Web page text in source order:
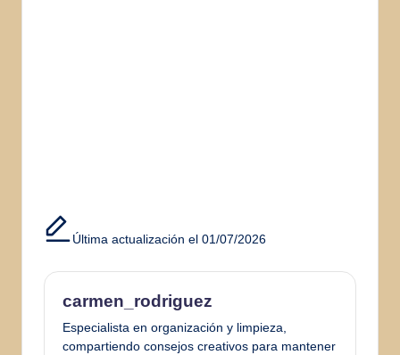
Última actualización el 01/07/2026
carmen_rodriguez
Especialista en organización y limpieza,
compartiendo consejos creativos para mantener